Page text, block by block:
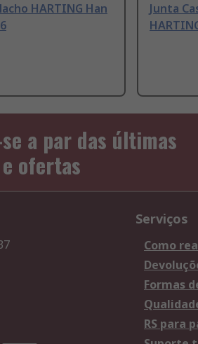
HARTING Han
Junta
a par das últimas
ofertas
Serviços
Como
Formas
RS para